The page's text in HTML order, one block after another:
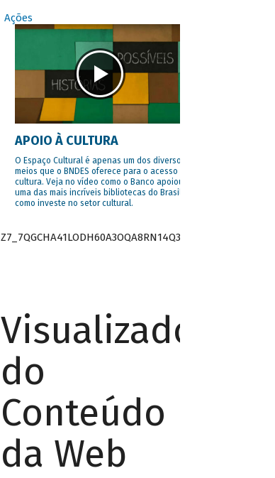
Ações
APOIO À CULTURA
O Espaço Cultural é apenas um dos diversos
meios que o BNDES oferece para o acesso à
cultura. Veja no vídeo como o Banco apoiou
uma das mais incríveis bibliotecas do Brasil e
como investe no setor cultural.
Z7_7QGCHA41LODH60A3OQA8RN14Q3
Visualizador
do
Conteúdo
da Web